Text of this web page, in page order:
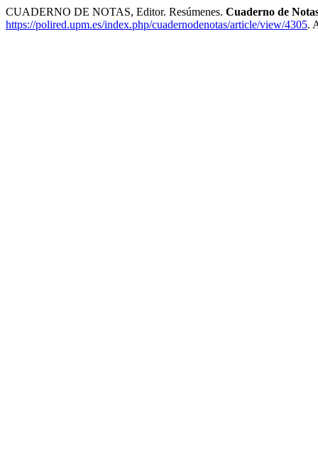
CUADERNO DE NOTAS, Editor. Resúmenes. Cuaderno de
https://polired.upm.es/index.php/cuadernodenotas/article/view/4305.